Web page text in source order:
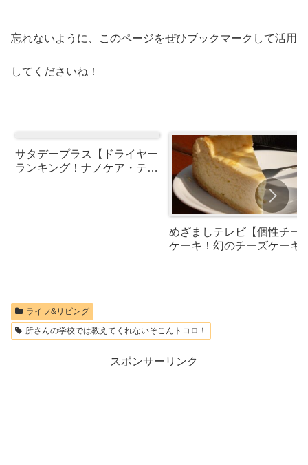
忘れないように、このページをぜひブックマークして活用
してくださいね！
サタデープラス【ドライヤー
ランキング！ナノケア・テレ
めざましテレビ【個性チー
ケーキ！幻のチーズケーキ
ライフ&リビング
所さんの学校では教えてくれないそこんトコロ！
スポンサーリンク